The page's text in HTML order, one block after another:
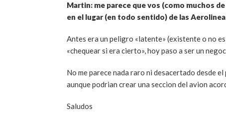
Martin: me parece que vos (como muchos
en el lugar (en todo sentido) de las
Antes era un peligro «latente» (existente o no
«chequear si era cierto», hoy paso a ser un
No me parece nada raro ni desacertado desde
aunque podrian crear una seccion del avion
Saludos